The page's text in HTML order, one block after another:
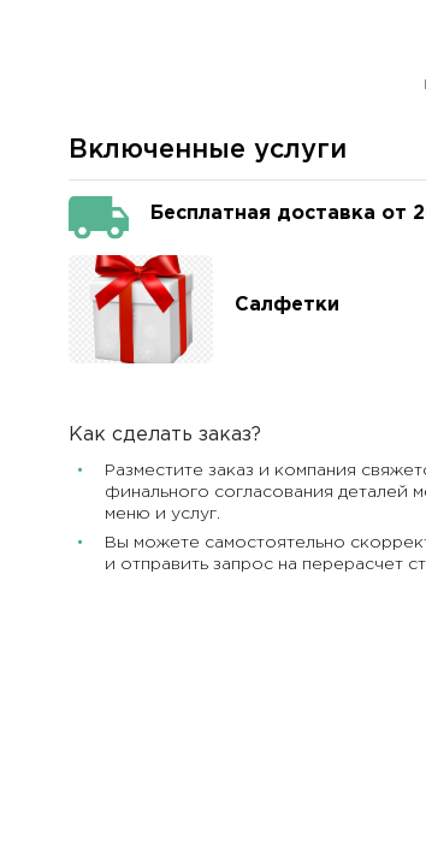
Включенные услуги
Бесплатная доставка от
Салфетки
Как сделать заказ?
Разместите заказ и компания
финального согласования деталей
меню и услуг.
Вы можете самостоятельно
и отправить запрос на перерасчет